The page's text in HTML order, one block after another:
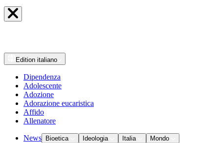
Edition italiano
Dipendenza
Adolescente
Adozione
Adorazione eucaristica
Affido
Allenatore
News Bioetica Ideologia Italia
Mondo